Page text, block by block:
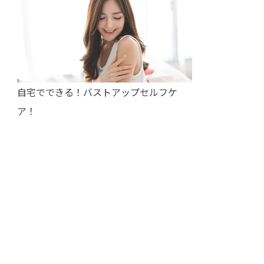
自宅でできる！バストアップセルフケ
ア！